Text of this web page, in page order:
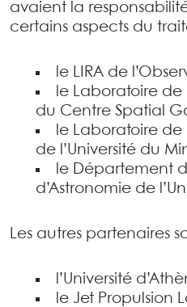
avaient la
certains aspects du
le LIRA de
le Laboratoire de
du Centre Spatial
le Laboratoire de
de l’Université du
le Département
d’Astronomie de
Les autres partenaires
l’Université
le Jet Propulsion